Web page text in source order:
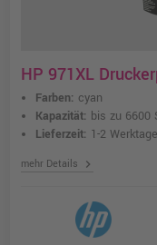
HP 971XL
Farben: cyan
Kapazität: bis zu 6600
Lieferzeit: 1-2 Werktage
mehr Details chevron_right